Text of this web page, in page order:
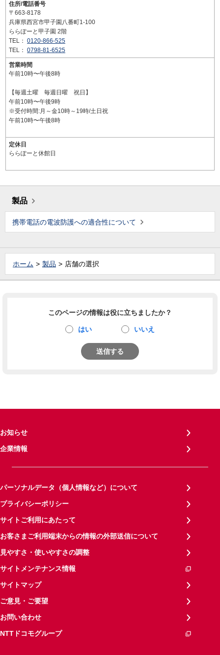
住所/電話番号
〒663-8178
兵庫県西宮市甲子園八番町1-100
ららぽーと甲子園 2階
TEL： 0120-866-525
TEL： 0798-81-6525
営業時間
午前10時〜午後8時
【毎週土曜 毎週日曜 祝日】
午前10時〜午後9時
※受付時間:月～金10時～19時/土日祝
午前10時〜午後8時
定休日
ららぽーと休館日
製品
携帯電話の電波防護への適合性について
ホーム 製品 店舗の選択
このページの情報は役に立ちましたか？
はい いいえ
送信する
お知らせ
企業情報
パーソナルデータ（個人情報など）について
プライバシーポリシー
サイトご利用にあたって
お客さまご利用端末からの情報の外部送信について
見やすさ・使いやすさの調整
サイトメンテナンス情報
サイトマップ
ご意見・ご要望
お問い合わせ
NTTドコモグループ